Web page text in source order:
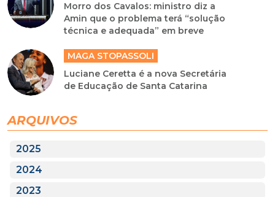
Morro dos Cavalos: ministro diz a
Amin que o problema terá “solução
técnica e adequada” em breve
MAGA STOPASSOLI
Luciane Ceretta é a nova Secretária
de Educação de Santa Catarina
ARQUIVOS
2025
2024
2023